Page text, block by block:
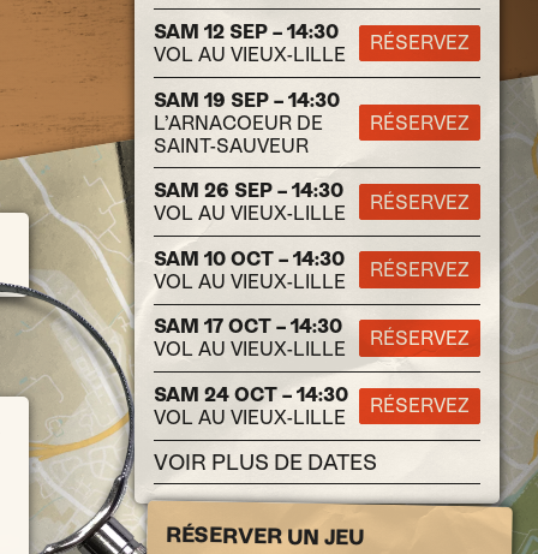
SAM 12 SEP – 14:30
VOL AU VIEUX-LILLE
RÉSERVEZ
SAM 19 SEP – 14:30
L’ARNACOEUR DE
SAINT-SAUVEUR
RÉSERVEZ
SAM 26 SEP – 14:30
VOL AU VIEUX-LILLE
RÉSERVEZ
SAM 10 OCT – 14:30
VOL AU VIEUX-LILLE
RÉSERVEZ
SAM 17 OCT – 14:30
VOL AU VIEUX-LILLE
RÉSERVEZ
SAM 24 OCT – 14:30
VOL AU VIEUX-LILLE
RÉSERVEZ
VOIR PLUS DE DATES
RÉSERVER UN JEU